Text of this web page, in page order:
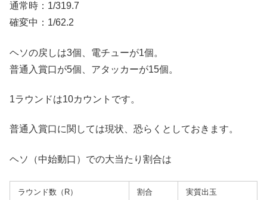
通常時：1/319.7
確変中：1/62.2
ヘソの戻しは3個、電チューが1個。
普通入賞口が5個、アタッカーが15個。
1ラウンドは10カウントです。
普通入賞口に関しては現状、恐らくとしておきます。
ヘソ（中始動口）での大当たり割合は
ラウンド数（R） 割合 実質出玉